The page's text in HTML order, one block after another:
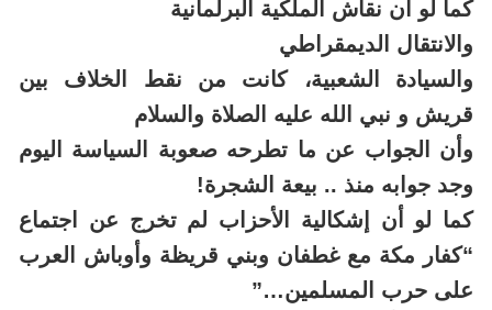
كما لو أن نقاش الملكية البرلمانية
والانتقال الديمقراطي
والسيادة الشعبية، كانت من نقط الخلاف بين
قريش و نبي الله عليه الصلاة والسلام
وأن الجواب عن ما تطرحه صعوبة السياسة اليوم
وجد جوابه منذ .. بيعة الشجرة!
كما لو أن إشكالية الأحزاب لم تخرج عن اجتماع
“‏كفار ‏مكة ‏مع ‏غطفان ‏وبني ‏قريظة ‏وأوباش ‏العرب
‏على ‏حرب ‏المسلمين…”